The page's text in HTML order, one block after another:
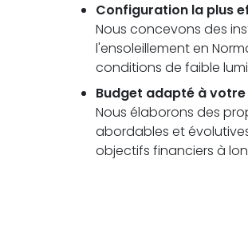
Configuration la plus
Nous concevons des
l'ensoleillement en
conditions de faible
Budget adapté à
Nous élaborons des
abordables et
objectifs financiers à